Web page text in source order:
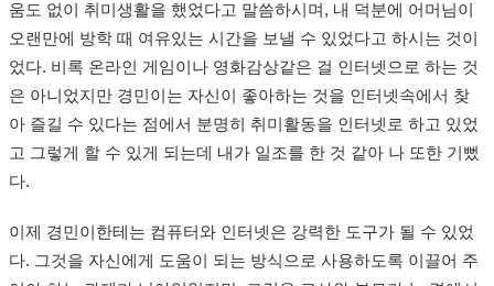
움도 없이 취미생활을 했었다고 말씀하시며, 내 덕분에 어머님이
오랜만에 방학 때 여유있는 시간을 보낼 수 있었다고 하시는 것이
었다. 비록 온라인 게임이나 영화감상같은 걸 인터넷으로 하는 것
은 아니었지만 경민이는 자신이 좋아하는 것을 인터넷속에서 찾
아 즐길 수 있다는 점에서 분명히 취미활동을 인터넷로 하고 있었
고 그렇게 할 수 있게 되는데 내가 일조를 한 것 같아 나 또한 기뻤
다.
이제 경민이한테는 컴퓨터와 인터넷은 강력한 도구가 될 수 있었
다. 그것을 자신에게 도움이 되는 방식으로 사용하도록 이끌어 주